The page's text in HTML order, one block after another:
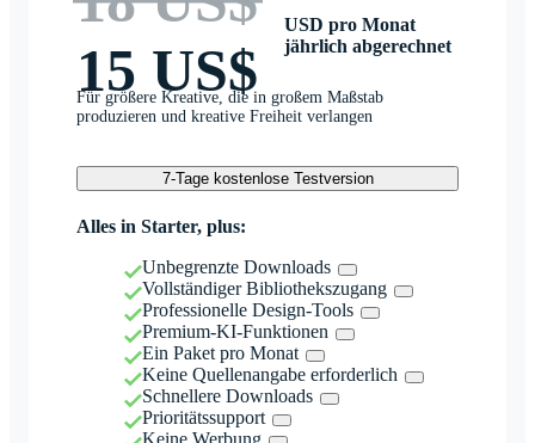
15 US$
USD pro Monat
jährlich abgerechnet
Für größere Kreative, die in großem Maßstab
produzieren und kreative Freiheit verlangen
7-Tage kostenlose Testversion
Alles in Starter, plus:
Unbegrenzte Downloads
Vollständiger Bibliothekszugang
Professionelle Design-Tools
Premium-KI-Funktionen
Ein Paket pro Monat
Keine Quellenangabe erforderlich
Schnellere Downloads
Prioritätssupport